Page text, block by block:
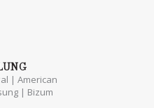
| American
| Bizum